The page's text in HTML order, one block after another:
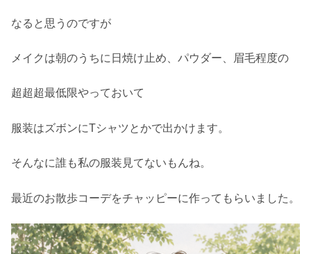
なると思うのですが
メイクは朝のうちに日焼け止め、パウダー、眉毛程度の
超超超最低限やっておいて
服装はズボンにTシャツとかで出かけます。
そんなに誰も私の服装見てないもんね。
最近のお散歩コーデをチャッピーに作ってもらいました。